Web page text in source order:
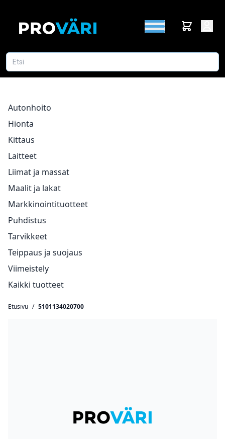
Autonhoito
Hionta
Kittaus
Laitteet
Liimat ja massat
Maalit ja lakat
Markkinointituotteet
Puhdistus
Tarvikkeet
Teippaus ja suojaus
Viimeistely
Kaikki tuotteet
Etusivu / 5101134020700